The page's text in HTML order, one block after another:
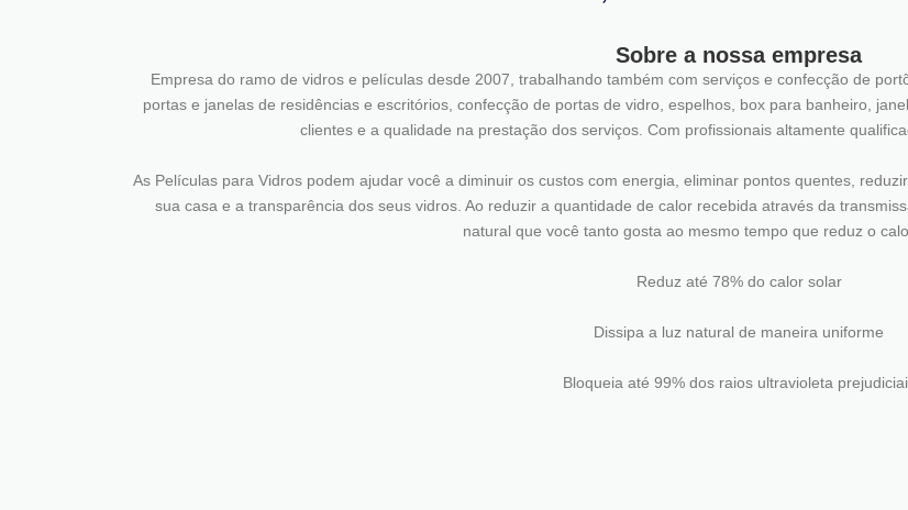
Sobre a nossa empresa
Empresa do ramo de vidros e películas desde 2007, trabalhando também com serviços e confecção de
portas e janelas de residências e escritórios, confecção de portas de vidro, espelhos, box para banheiro,
clientes e a qualidade na prestação dos serviços. Com profissionais altamente
As Películas para Vidros podem ajudar você a diminuir os custos com energia, eliminar pontos quentes,
sua casa e a transparência dos seus vidros. Ao reduzir a quantidade de calor recebida através da
natural que você tanto gosta ao mesmo tempo que reduz o
Reduz até 78% do calor solar
Dissipa a luz natural de maneira uniforme
Bloqueia até 99% dos raios ultravioleta